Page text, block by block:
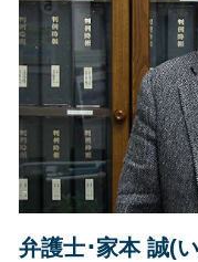
悪徳商法 弁護士
離婚 裁判
離婚調停 弁護士
企業法務 静岡県
交通事故 静岡市
その他の法律問
企業法務 静岡市
相続 藤枝市
債務整理 島田市
債務整理 藤枝市
交通事故 静岡県
弁護士･家本 誠(